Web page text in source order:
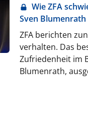
Wie ZFA
Sven Blumenrath
ZFA berichten
verhalten. Das
Zufriedenheit im
Blumenrath,
Patienten